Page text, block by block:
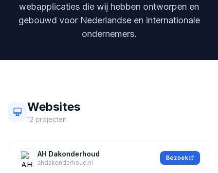
webapplicaties die wij hebben ontworpen en
gebouwd voor Nederlandse en internationale
ondernemers.
Websites
12 projecten
AH Dakonderhoud
ahdakonderhoud.nl
Bezoek